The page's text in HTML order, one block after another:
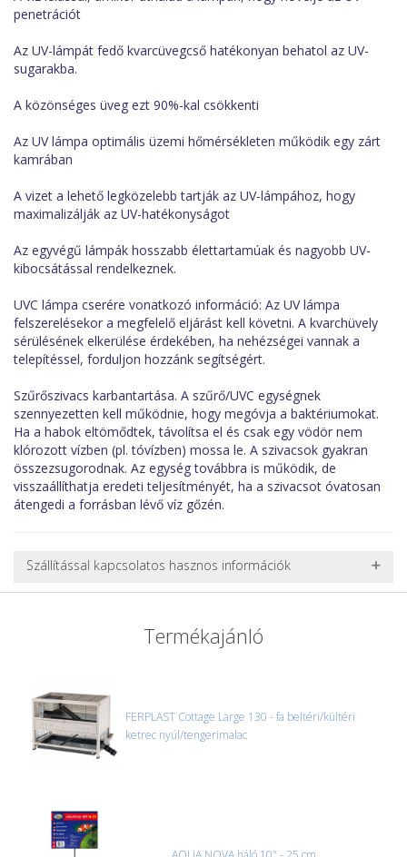
penetrációt
Az UV-lámpát fedő kvarcüvegcső hatékonyan behatol az UV-
sugarakba.
A közönséges üveg ezt 90%-kal csökkenti
Az UV lámpa optimális üzemi hőmérsékleten működik egy zárt
kamrában
A vizet a lehető legközelebb tartják az UV-lámpához, hogy
maximalizálják az UV-hatékonyságot
Az egyvégű lámpák hosszabb élettartamúak és nagyobb UV-
kibocsátással rendelkeznek.
UVC lámpa cserére vonatkozó információ: Az UV lámpa
felszerelésekor a megfelelő eljárást kell követni. A kvarchüvely
sérülésének elkerülése érdekében, ha nehézségei vannak a
telepítéssel, forduljon hozzánk segítségért.
Szűrőszivacs karbantartása. A szűrő/UVC egységnek
szennyezetten kell működnie, hogy megóvja a baktériumokat.
Ha a habok eltömődtek, távolítsa el és csak egy vödör nem
klórozott vízben (pl. tóvízben) mossa le. A szivacsok gyakran
összezsugorodnak. Az egység továbbra is működik, de
visszaállíthatja eredeti teljesítményét, ha a szivacsot óvatosan
átengedi a forrásban lévő víz gőzén.
Szállítással kapcsolatos hasznos információk
van lehetőség, ezért nagy vagy nehéz termékeknél (pl. nagy
akváriumok, bútorok, stb.) egyedi szállítási ajánlatot adunk.
vagy saját teherautóval oldjuk meg. Minden rendelés egyedi,
úgyhogy előre egyeztetni kell mindenképpen.
CSOMAG ÁTVÉTELE
Amennyiben a csomag átvételekor sérülést, folyadékot vagy
csak ebben az esetben tudjuk vállalni, ha a jegyzőkönyv elkészült,
és azonnal eljutott hozzánk az információ.
Termékajánló
FERPLAST Cottage Large 130 - fa beltéri/kültéri
ketrec nyúl/tengerimalac